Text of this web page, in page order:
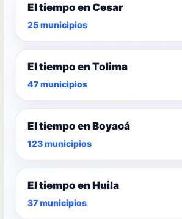
El tiempo en Cesar
25 municipios
El tiempo en Tolima
47 municipios
El tiempo en Boyacá
123 municipios
El tiempo en Huila
37 municipios